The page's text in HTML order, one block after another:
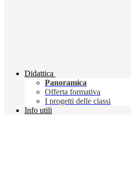
Didattica
Panoramica
Offerta formativa
I progetti delle classi
Info utili